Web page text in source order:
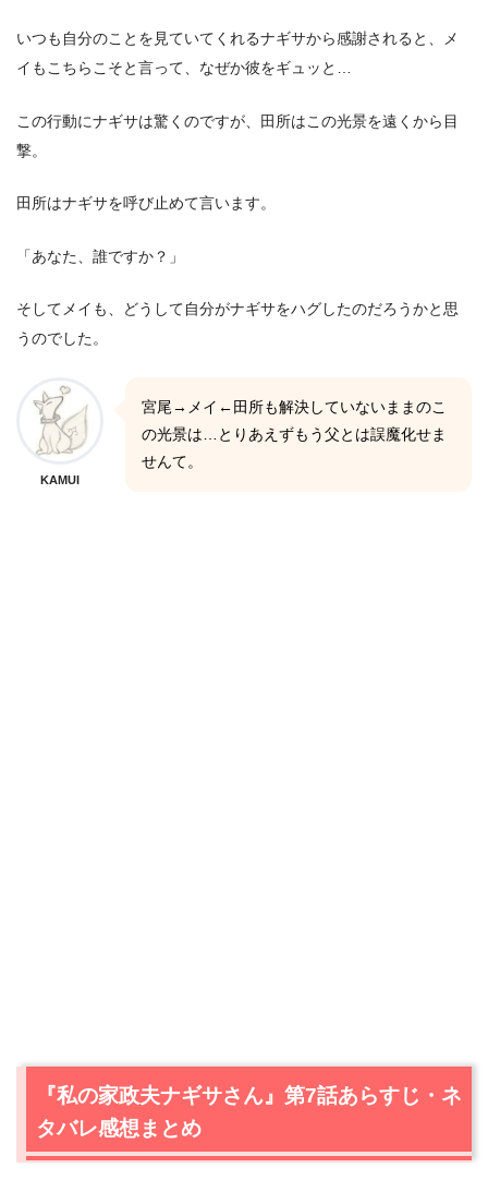
いつも自分のことを見ていてくれるナギサから感謝されると、メ
イもこちらこそと言って、なぜか彼をギュッと…
この行動にナギサは驚くのですが、田所はこの光景を遠くから目
撃。
田所はナギサを呼び止めて言います。
「あなた、誰ですか？」
そしてメイも、どうして自分がナギサをハグしたのだろうかと思
うのでした。
KAMUI
宮尾→メイ←田所も解決していないままのこ
の光景は…とりあえずもう父とは誤魔化せま
せんて。
『私の家政夫ナギサさん』第7話あらすじ・ネ
タバレ感想まとめ